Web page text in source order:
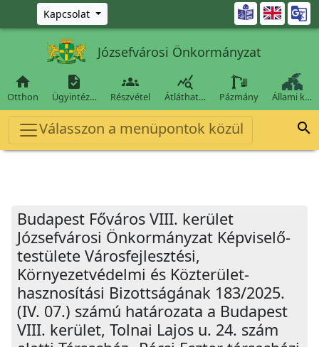
Ugrás a fő tartalomra
Kapcsolat 
Józsefvárosi Önkormányzat

Otthon

Ügyintéz…

Részvétel

Átláthat… Pázmány Állami k…
Válasszon a menüpontok közül 
Budapest Főváros VIII. kerület
Józsefvárosi Önkormányzat Képviselő-
testülete Városfejlesztési,
Környezetvédelmi és Közterület-
hasznosítási Bizottságának 183/2025.
(IV. 07.) számú határozata a Budapest
VIII. kerület, Tolnai Lajos u. 24. szám